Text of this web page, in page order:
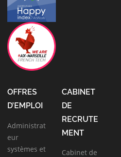
OFFRES
D’EMPLOI
Administrat
eur
systèmes et
CABINET
DE
RECRUTE
MENT
Cabinet de